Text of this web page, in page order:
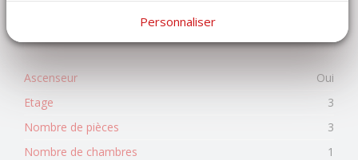
Ascenseur
Oui
Etage
3
Nombre de pièces
3
Nombre de chambres
1
Personnaliser